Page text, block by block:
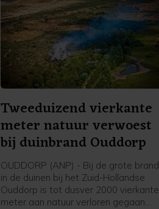
Tweeduizend vierkante
meter natuur verwoest
bij duinbrand Ouddorp
OUDDORP (ANP) - Bij de grote brand
in de duinen bij het Zuid-Hollandse
Ouddorp is tot dusver 2000 vierkante
meter aan natuur verloren gegaan.